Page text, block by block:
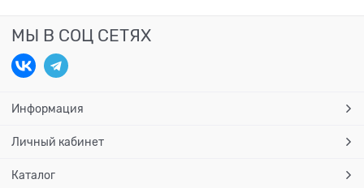
МЫ В СОЦ СЕТЯХ
Информация
Личный кабинет
Каталог